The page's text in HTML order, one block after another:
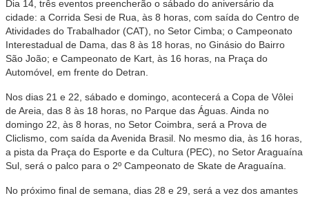
Dia 14, três eventos preencherão o sábado do aniversário da
cidade: a Corrida Sesi de Rua, às 8 horas, com saída do Centro de
Atividades do Trabalhador (CAT), no Setor Cimba; o Campeonato
Interestadual de Dama, das 8 às 18 horas, no Ginásio do Bairro
São João; e Campeonato de Kart, às 16 horas, na Praça do
Automóvel, em frente do Detran.
Nos dias 21 e 22, sábado e domingo, acontecerá a Copa de Vôlei
de Areia, das 8 às 18 horas, no Parque das Águas. Ainda no
domingo 22, às 8 horas, no Setor Coimbra, será a Prova de
Cliclismo, com saída da Avenida Brasil. No mesmo dia, às 16 horas,
a pista da Praça do Esporte e da Cultura (PEC), no Setor Araguaína
Sul, será o palco para o 2º Campeonato de Skate de Araguaína.
No próximo final de semana, dias 28 e 29, será a vez dos amantes